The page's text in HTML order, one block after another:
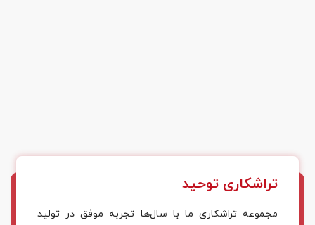
تراشکاری توحید
مجموعه تراشکاری ما با سال‌ها تجربه موفق در تولید